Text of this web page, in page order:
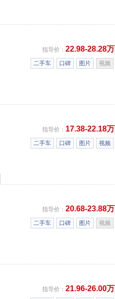
指导价： 22.98-28.28万
二手车 口碑 图片 视频
指导价： 17.38-22.18万
二手车 口碑 图片 视频
指导价： 20.68-23.88万
二手车 口碑 图片 视频
指导价： 21.96-26.00万